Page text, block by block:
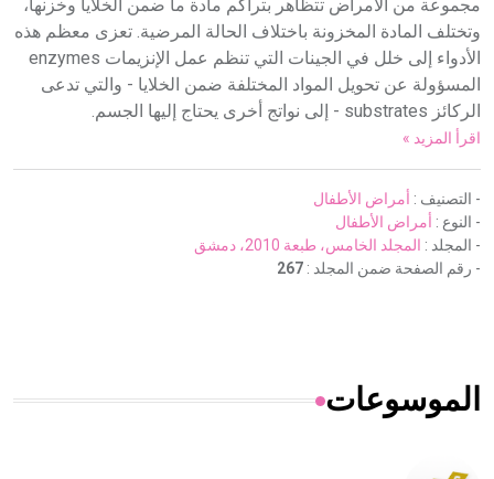
مجموعة من الأمراض تتظاهر بتراكم مادة ما ضمن الخلايا وخزنها،
وتختلف المادة المخزونة باختلاف الحالة المرضية. تعزى معظم هذه
الأدواء إلى خلل في الجينات التي تنظم عمل الإنزيمات enzymes
المسؤولة عن تحويل المواد المختلفة ضمن الخلايا - والتي تدعى
الركائز substrates - إلى نواتج أخرى يحتاج إليها الجسم.
اقرأ المزيد »
- التصنيف : أمراض الأطفال
- النوع : أمراض الأطفال
- المجلد : المجلد الخامس، طبعة 2010، دمشق
- رقم الصفحة ضمن المجلد : 267
الموسوعات